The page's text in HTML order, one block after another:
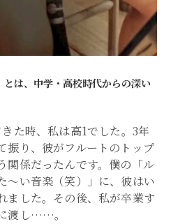
とは、中学・高校時代からの深い
た時、私は高1でした。3年
振り、彼がフルートのトップ
関係だったんです。僕の「ル
〜い音楽（笑）」に、彼はい
ました。その後、私が卒業す
渡し……。